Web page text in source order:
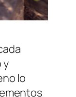
y
lo